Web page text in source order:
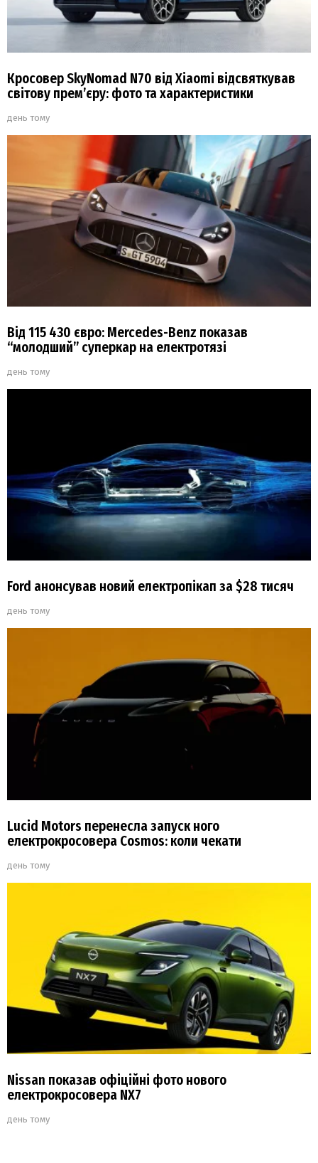
Кросовер SkyNomad N70 від Xiaomi відсвяткував
світову прем’єру: фото та характеристики
день тому
Від 115 430 євро: Mercedes-Benz показав
“молодший” суперкар на електротязі
день тому
Ford анонсував новий електропікап за $28 тисяч
день тому
Lucid Motors перенесла запуск ного
електрокросовера Cosmos: коли чекати
день тому
Nissan показав офіційні фото нового
електрокросовера NX7
день тому